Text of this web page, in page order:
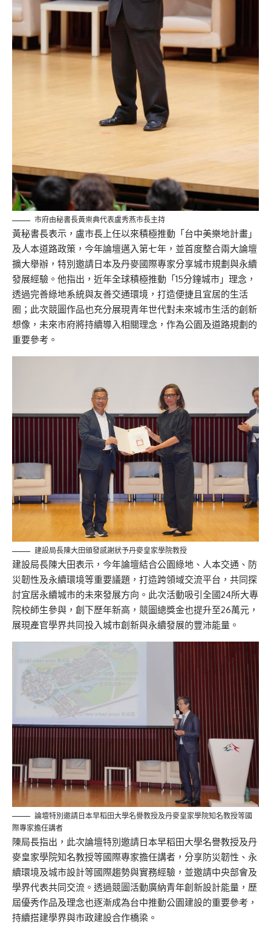
市府由秘書長黃崇典代表盧秀燕市長主持
黃秘書長表示，盧市長上任以來積極推動「台中美樂地計畫」
及人本道路政策，今年論壇邁入第七年，並首度整合兩大論壇
擴大舉辦，特別邀請日本及丹麥國際專家分享城市規劃與永續
發展經驗。他指出，近年全球積極推動「15分鐘城市」理念，
透過完善綠地系統與友善交通環境，打造便捷且宜居的生活
圈；此次競圖作品也充分展現青年世代對未來城市生活的創新
想像，未來市府將持續導入相關理念，作為公園及道路規劃的
重要參考。
建設局長陳大田頒發感謝狀予丹麥皇家學院教授
建設局長陳大田表示，今年論壇結合公園綠地、人本交通、防
災韌性及永續環境等重要議題，打造跨領域交流平台，共同探
討宜居永續城市的未來發展方向。此次活動吸引全國24所大專
院校師生參與，創下歷年新高，競圖總獎金也提升至26萬元，
展現產官學界共同投入城市創新與永續發展的豐沛能量。
論壇特別邀請日本早稻田大學名譽教授及丹麥皇家學院知名教授等國
際專家擔任講者
陳局長指出，此次論壇特別邀請日本早稻田大學名譽教授及丹
麥皇家學院知名教授等國際專家擔任講者，分享防災韌性、永
續環境及城市設計等國際趨勢與實務經驗，並邀請中央部會及
學界代表共同交流。透過競圖活動廣納青年創新設計能量，歷
屆優秀作品及理念也逐漸成為台中推動公園建設的重要參考，
持續搭建學界與市政建設合作橋梁。